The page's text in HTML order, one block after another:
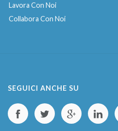
Lavora Con Noi
Collabora Con Noi
SEGUICI ANCHE SU